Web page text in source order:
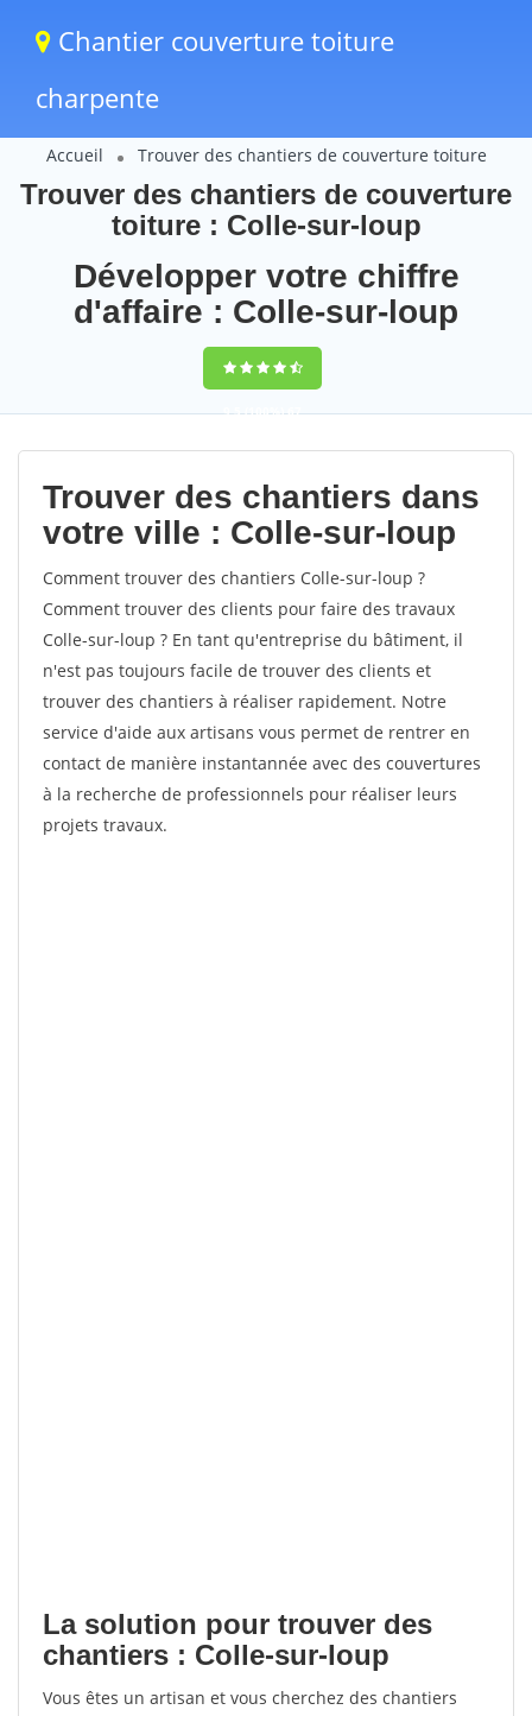
Chantier couverture toiture
charpente
Accueil Trouver des chantiers de couverture toiture
Trouver des chantiers de couverture
toiture : Colle-sur-loup
Développer votre chiffre
d'affaire : Colle-sur-loup
9,5(100%)67
votes
Trouver des chantiers dans
votre ville : Colle-sur-loup
Comment trouver des chantiers Colle-sur-loup ?
Comment trouver des clients pour faire des travaux
Colle-sur-loup ? En tant qu'entreprise du bâtiment, il
n'est pas toujours facile de trouver des clients et
trouver des chantiers à réaliser rapidement. Notre
service d'aide aux artisans vous permet de rentrer en
contact de manière instantannée avec des couvertures
à la recherche de professionnels pour réaliser leurs
projets travaux.
La solution pour trouver des
chantiers : Colle-sur-loup
Vous êtes un artisan et vous cherchez des chantiers